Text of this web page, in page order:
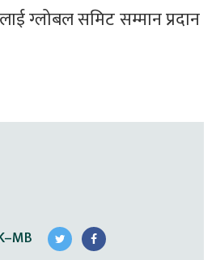
ग्लोबल समिट सम्मान प्रदान